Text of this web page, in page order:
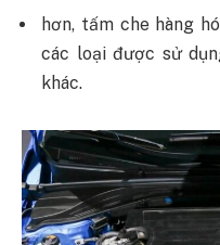
hơn, tấm che hàng
các loại được sử
khác.